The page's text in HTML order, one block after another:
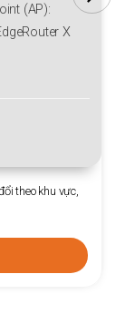
(AP):
X
theo khu vực,